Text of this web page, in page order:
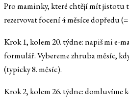
Pro maminky, které chtějí mít
rezervovat focení 4 měsíce dopředu
Krok 1, kolem 20. týdne: napiš mi e-
formulář. Vybereme zhruba měsíc,
(typicky 8. měsíc).
Krok 2, kolem 26. týdne: domluvíme